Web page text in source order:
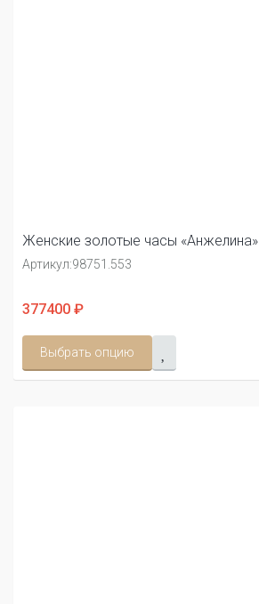
Женские золотые часы «Анжелина»
Артикул:98751.553
377400 ₽
Выбрать опцию